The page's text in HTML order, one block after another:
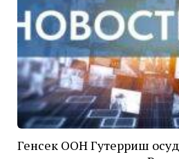
Генсек ООН Гутерриш